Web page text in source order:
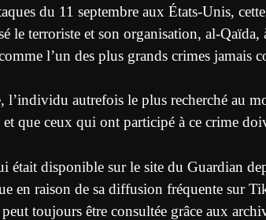
du 11 septembre aux États-Unis,
le terroriste et son organisation, al-
l’un des plus grands crimes jamais
l’individu autrefois le plus recherché au
que ceux qui ont participé à ce crime
était disponible sur le site du Guardian
en raison de sa diffusion fréquente sur
toujours être consultée grâce aux